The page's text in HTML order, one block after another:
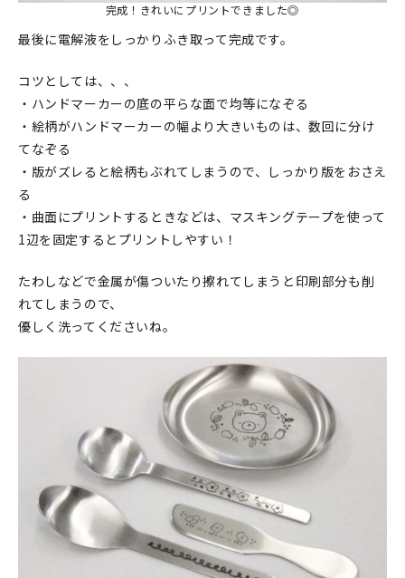
完成！きれいにプリントできました◎
最後に電解液をしっかりふき取って完成です。
コツとしては、、、
・ハンドマーカーの底の平らな面で均等になぞる
・絵柄がハンドマーカーの幅より大きいものは、数回に分け
てなぞる
・版がズレると絵柄もぶれてしまうので、しっかり版をおさえ
る
・曲面にプリントするときなどは、マスキングテープを使って
1辺を固定するとプリントしやすい！
たわしなどで金属が傷ついたり擦れてしまうと印刷部分も削
れてしまうので、
優しく洗ってくださいね。